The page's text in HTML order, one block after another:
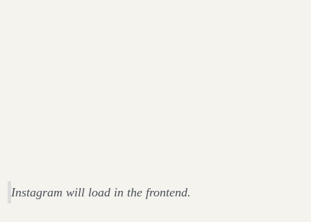
Instagram will load in the frontend.